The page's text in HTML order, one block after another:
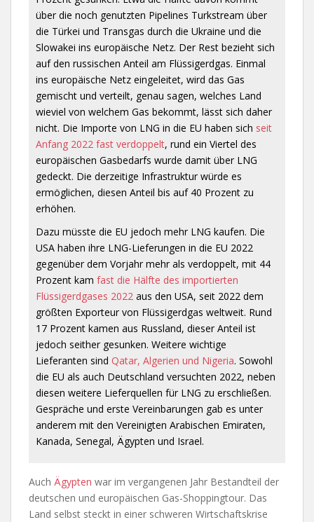
über die noch genutzten Pipelines Turkstream über
die Türkei und Transgas durch die Ukraine und die
Slowakei ins europäische Netz. Der Rest bezieht sich
auf den russischen Anteil am Flüssigerdgas. Einmal
ins europäische Netz eingeleitet, wird das Gas
gemischt und verteilt, genau sagen, welches Land
wieviel von welchem Gas bekommt, lässt sich daher
nicht. Die Importe von LNG in die EU haben sich seit
Anfang 2022 fast verdoppelt, rund ein Viertel des
europäischen Gasbedarfs wurde damit über LNG
gedeckt. Die derzeitige Infrastruktur würde es
ermöglichen, diesen Anteil bis auf 40 Prozent zu
erhöhen.
Dazu müsste die EU jedoch mehr LNG kaufen. Die
USA haben ihre LNG-Lieferungen in die EU 2022
gegenüber dem Vorjahr mehr als verdoppelt, mit 44
Prozent kam fast die Hälfte des importierten
Flüssigerdgases 2022 aus den USA, seit 2022 dem
größten Exporteur von Flüssigerdgas weltweit. Rund
17 Prozent kamen aus Russland, dieser Anteil ist
jedoch seither gesunken. Weitere wichtige
Lieferanten sind Qatar, Algerien und Nigeria. Sowohl
die EU als auch Deutschland versuchten 2022, neben
diesen weitere Lieferquellen für LNG zu erschließen.
Gespräche und erste Vereinbarungen gab es unter
anderem mit den Vereinigten Arabischen Emiraten,
Kanada, Senegal, Ägypten und Israel.
Auch Ägypten war im vergangenen Jahr Bestandteil der
deutschen und europäischen Gas-Shoppingtour. Das
Land selbst steckt in einer schweren Wirtschaftskrise